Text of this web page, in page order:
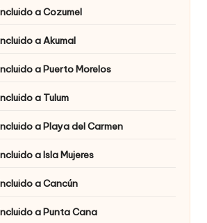
a Cozumel
a Akumal
a Puerto Morelos
a Tulum
a Playa del Carmen
a Isla Mujeres
a Cancún
a Punta Cana